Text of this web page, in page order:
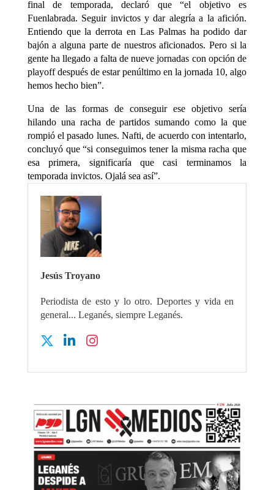
final de temporada, declaró que “el objetivo es
Fuenlabrada. Seguir invictos y dar alegría a la afición.
Entiendo que la derrota en Las Palmas ha podido dar
bajón a alguna parte de nuestros aficionados. Pero si la
gente ha llegado a falta de nueve jornadas con opción de
playoff después de estar penúltimo en la jornada 10, algo
hemos hecho bien”.
Una de las formas de conseguir ese objetivo sería
hilando una racha de partidos sumando como la que
rompió el pasado lunes. Nafti, de acuerdo con intentarlo,
concluyó que “si conseguimos tener la misma racha que
esa primera, significaría que casi terminamos la
temporada invictos. Ojalá sea así”.
Jesús Troyano
Periodista de esto y lo otro. Deportes y vida en
general... Leganés, siempre Leganés.